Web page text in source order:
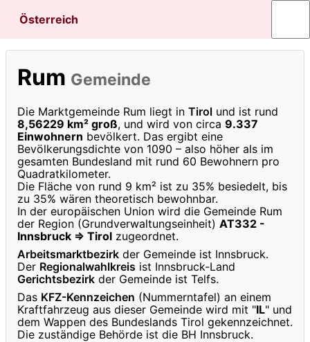
Österreich
Rum Gemeinde
Die Marktgemeinde Rum liegt in Tirol und ist rund
8,56229 km² groß, und wird von circa 9.337
Einwohnern bevölkert. Das ergibt eine
Bevölkerungsdichte von 1090 – also höher als im
gesamten Bundesland mit rund 60 Bewohnern pro
Quadratkilometer.
Die Fläche von rund 9 km² ist zu 35% besiedelt, bis
zu 35% wären theoretisch bewohnbar.
In der europäischen Union wird die Gemeinde Rum
der Region (Grundverwaltungseinheit) AT332 -
Innsbruck ⇒ Tirol zugeordnet.
Arbeitsmarktbezirk der Gemeinde ist Innsbruck.
Der Regionalwahlkreis ist Innsbruck-Land
Gerichtsbezirk der Gemeinde ist Telfs.
Das KFZ-Kennzeichen (Nummerntafel) an einem
Kraftfahrzeug aus dieser Gemeinde wird mit "IL" und
dem Wappen des Bundeslands Tirol gekennzeichnet.
Die zuständige Behörde ist die BH Innsbruck.